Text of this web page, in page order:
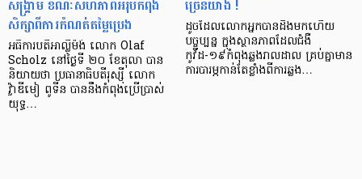
សង្គ្រាម ខណៈសហភាពអឺរ៉ុបកំពុង
សិក្សាពីការកំណត់តម្លៃប្រេង
អធិការបតីអាល្លឺម៉ង់ លោក Olaf
Scholz នៅថ្ងៃទី ២០ ខែតុលា បាន
និយាយថា ប្រធានាធិបតីរុស្ស៊ី លោក
វ្ល៉ាឌីមៀ ពូទីន បាននឹងកំពុងប្រើប្រាស់
យុទ្ធ…
ច្រើនយ៉ាង !​
ដូចដែលលោកអ្នក​បាន​ដឹង​មក​ហើយ
បច្ចុប្បន្ន ក្នុងស្ថានភាព​ដែល​ជំងឺ​
កូវីដ-១៩កំពុងឆ្លងរាលដាល គ្រប់គ្នា​មាន​
ការបារម្ភ​កាន់តែខ្លាំង​ពី​ការឆ្លង​…